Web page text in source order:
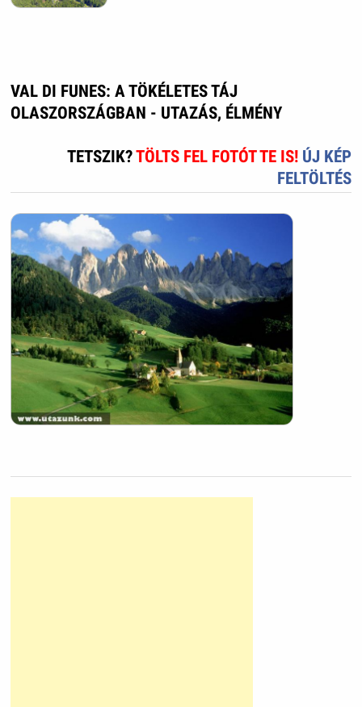
VAL DI FUNES: A TÖKÉLETES TÁJ
OLASZORSZÁGBAN - UTAZÁS, ÉLMÉNY
TETSZIK?TÖLTS FEL FOTÓT TE IS! ÚJ KÉP
FELTÖLTÉS